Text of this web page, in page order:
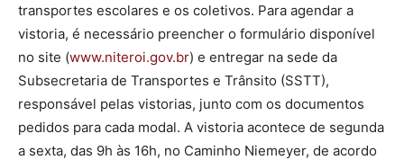
transportes escolares e os coletivos. Para agendar a
vistoria, é necessário preencher o formulário disponível
no site (www.niteroi.gov.br) e entregar na sede da
Subsecretaria de Transportes e Trânsito (SSTT),
responsável pelas vistorias, junto com os documentos
pedidos para cada modal. A vistoria acontece de segunda
a sexta, das 9h às 16h, no Caminho Niemeyer, de acordo